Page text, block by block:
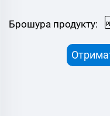
Брошура продукту: